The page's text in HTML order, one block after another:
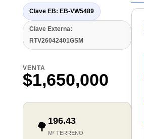
Clave EB: EB-VW5489
Clave Externa:
RTV26042401GSM
VENTA
$1,650,000
🌳 196.43
M² TERRENO